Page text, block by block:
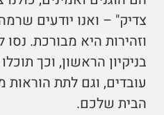
צדיק" – ואנו יודעים
וזהירות היא מבורכת. נסו
בניקיון הראשון, וכך
עובדים, וגם לתת הוראות
הבית שלכם.